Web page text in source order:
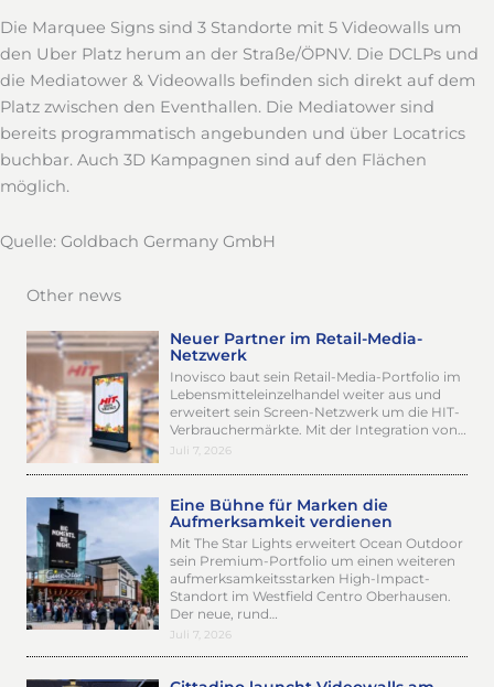
Die Marquee Signs sind 3 Standorte mit 5 Videowalls um
den Uber Platz herum an der Straße/ÖPNV. Die DCLPs und
die Mediatower & Videowalls befinden sich direkt auf dem
Platz zwischen den Eventhallen. Die Mediatower sind
bereits programmatisch angebunden und über Locatrics
buchbar. Auch 3D Kampagnen sind auf den Flächen
möglich.
Quelle: Goldbach Germany GmbH
Other news
Neuer Partner im Retail-Media-
Netzwerk
Inovisco baut sein Retail-Media-Portfolio im
Lebensmitteleinzelhandel weiter aus und
erweitert sein Screen-Netzwerk um die HIT-
Verbrauchermärkte. Mit der Integration von…
Juli 7, 2026
Eine Bühne für Marken die
Aufmerksamkeit verdienen
Mit The Star Lights erweitert Ocean Outdoor
sein Premium-Portfolio um einen weiteren
aufmerksamkeitsstarken High-Impact-
Standort im Westfield Centro Oberhausen.
Der neue, rund…
Juli 7, 2026